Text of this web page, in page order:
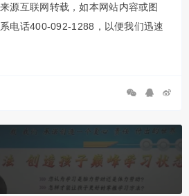
源互联网转载，如本网站内容或图
电话400-092-1288，以便我们迅速